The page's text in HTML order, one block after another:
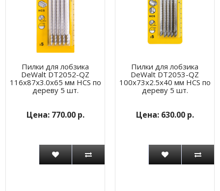
Пилки для лобзика
DeWalt DT2052-QZ
116x87x3.0x65 мм HCS по
дереву 5 шт.
770.00 р.
Пилки для лобзика
DeWalt DT2053-QZ
100х73х2.5х40 мм HCS по
дереву 5 шт.
630.00 р.